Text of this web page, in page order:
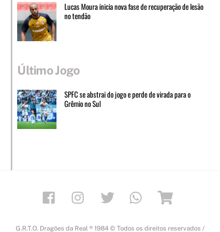
Lucas Moura inicia nova fase de recuperação de lesão
no tendão
Último Jogo
SPFC se abstrai do jogo e perde de virada para o
Grêmio no Sul
Facebook Instagram Twitter Whatsapp
G.R.T.O. Dragões da Real ® 1984 © Todos os direitos reservados /